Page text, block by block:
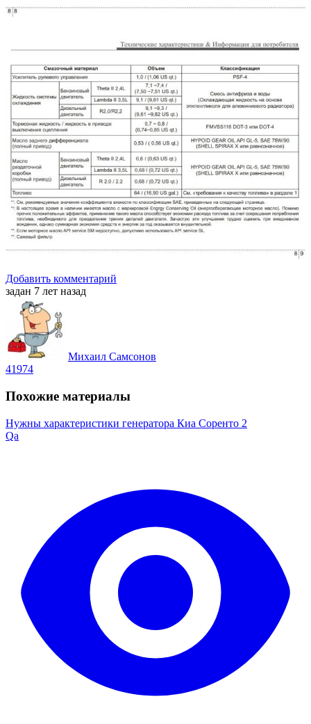
Добавить комментарий
задан 7 лет назад
Михаил Самсонов
41974
Похожие материалы
Нужны характеристики генератора Киа Соренто 2
Qa